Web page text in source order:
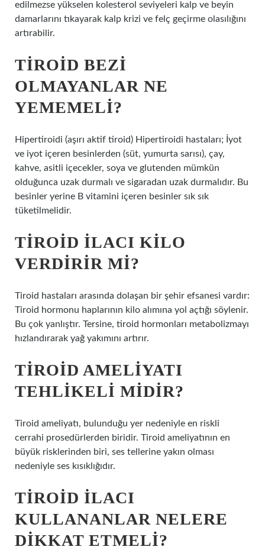
edilmezse yükselen kolesterol seviyeleri kalp ve beyin
damarlarını tıkayarak kalp krizi ve felç geçirme olasılığını
artırabilir.
TIROID BEZI
OLMAYANLAR NE
YEMEMELI?
Hipertiroidi (aşırı aktif tiroid) Hipertiroidi hastaları; İyot
ve iyot içeren besinlerden (süt, yumurta sarısı), çay,
kahve, asitli içecekler, soya ve glutenden mümkün
olduğunca uzak durmalı ve sigaradan uzak durmalıdır. Bu
besinler yerine B vitamini içeren besinler sık ​​sık
tüketilmelidir.
TIROID ILACI KILO
VERDIRIR MI?
Tiroid hastaları arasında dolaşan bir şehir efsanesi vardır:
Tiroid hormonu haplarının kilo alımına yol açtığı söylenir.
Bu çok yanlıştır. Tersine, tiroid hormonları metabolizmayı
hızlandırarak yağ yakımını artırır.
TIROID AMELIYATI
TEHLIKELI MIDIR?
Tiroid ameliyatı, bulunduğu yer nedeniyle en riskli
cerrahi prosedürlerden biridir. Tiroid ameliyatının en
büyük risklerinden biri, ses tellerine yakın olması
nedeniyle ses kısıklığıdır.
TIROID ILACI
KULLANANLAR NELERE
DIKKAT ETMELI?